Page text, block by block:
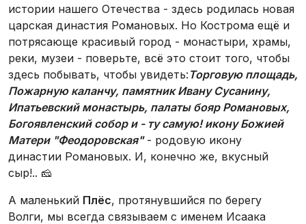
истории нашего Отечества - здесь родилась новая
царская династия Романовых. Но Кострома ещё и
потрясающе красивый город - монастыри, храмы,
реки, музеи - поверьте, всё это стоит того, чтобы
здесь побывать, чтобы увидеть: Торговую площадь,
Пожарную каланчу, памятник Ивану Сусанину,
Ипатьевский монастырь, палаты бояр Романовых,
Богоявленский собор и - ту самую! икону Божией
Матери "Феодоровская"- родовую икону
династии Романовых. И, конечно же, вкусный
сыр!.. 🧀
А маленький Плёс, протянувшийся по берегу
Волги, мы всегда связываем с именем Исаака